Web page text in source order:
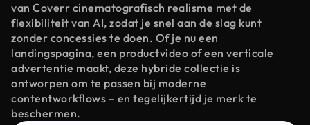
van Coverr cinematografisch realisme met de
flexibiliteit van AI, zodat je snel aan de slag kunt
zonder concessies te doen. Of je nu een
landingspagina, een productvideo of een verticale
advertentie maakt, deze hybride collectie is
ontworpen om te passen bij moderne
contentworkflows – en tegelijkertijd je merk te
beschermen.